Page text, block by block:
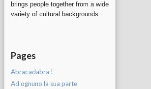
brings people together from a wide
variety of cultural backgrounds.
Pages
Abracadabra !
Ad ognuno la sua parte